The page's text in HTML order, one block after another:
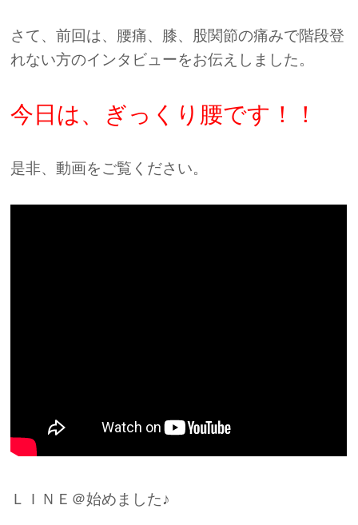
さて、前回は、腰痛、膝、股関節の痛みで階段登
れない方のインタビューをお伝えしました。
今日は、ぎっくり腰です！！
是非、動画をご覧ください。
ＬＩＮＥ＠始めました♪